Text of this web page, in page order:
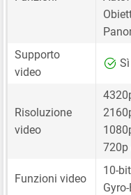
Supporto
video
Sì
Risoluzione
video
720p
Funzioni video
10-